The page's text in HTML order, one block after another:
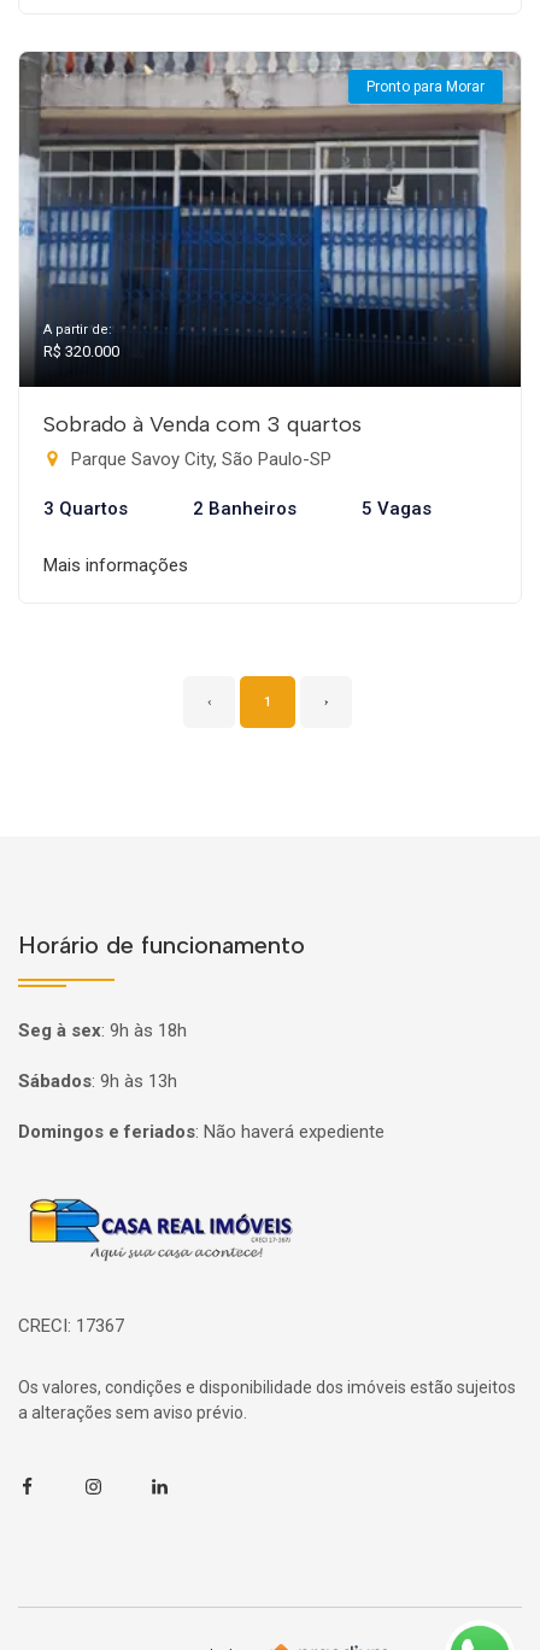
Pronto para Morar
A partir de:
R$ 320.000
Sobrado à Venda com 3 quartos
Parque Savoy City, São Paulo-SP
3 Quartos 2 Banheiros 5 Vagas
Mais informações
‹ 1 ›
Horário de funcionamento
Seg à sex: 9h às 18h
Sábados: 9h às 13h
Domingos e feriados: Não haverá expediente
Página inicial
CRECI: 17367
Os valores, condições e disponibilidade dos imóveis estão sujeitos
a alterações sem aviso prévio.
FacebookInstagramLinkedin